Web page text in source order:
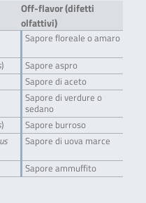
Off-flavor (difetti
olfattivi)
Sapore floreale o amaro
)
Sapore aspro
Sapore di aceto
Sapore di verdure o
sedano
)
Sapore burroso
Sapore di uova marce
Sapore ammuffito